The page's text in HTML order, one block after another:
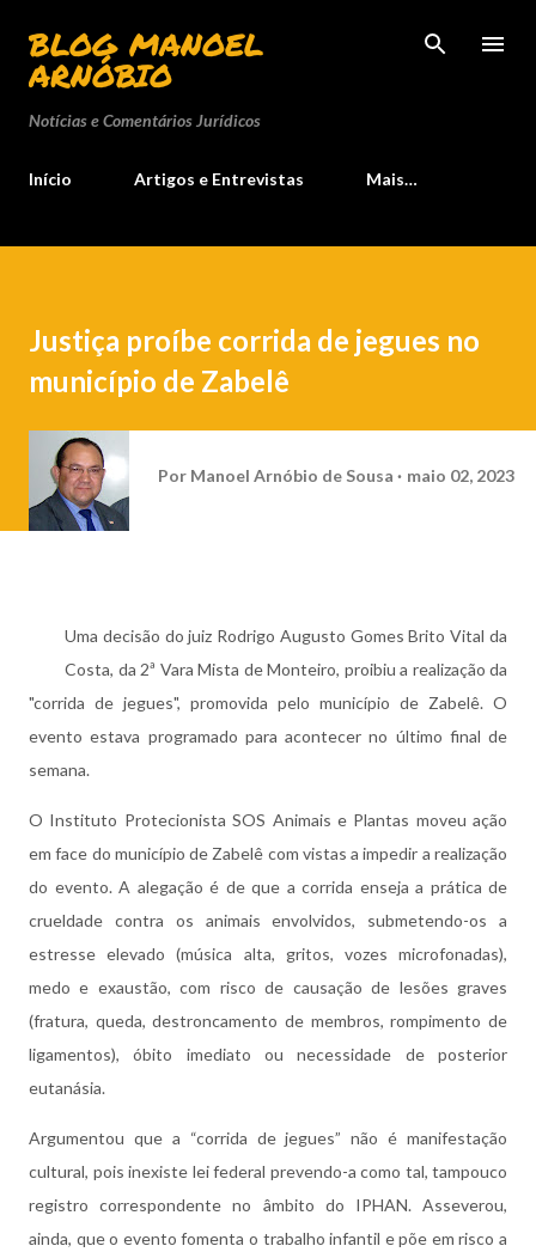
Pular para o conteúdo principal
BLOG MANOEL
ARNÓBIO
Notícias e Comentários Jurídicos
Início Artigos e Entrevistas Mais…
Justiça proíbe corrida de jegues no
município de Zabelê
Por Manoel Arnóbio de Sousa maio 02, 2023
Uma decisão do juiz Rodrigo Augusto Gomes Brito Vital da
Costa, da 2ª Vara Mista de Monteiro, proibiu a realização da
"corrida de jegues", promovida pelo município de Zabelê. O
evento estava programado para acontecer no último final de
semana.
O Instituto Protecionista SOS Animais e Plantas moveu ação
em face do município de Zabelê com vistas a impedir a realização
do evento. A alegação é de que a corrida enseja a prática de
crueldade contra os animais envolvidos, submetendo-os a
estresse elevado (música alta, gritos, vozes microfonadas),
medo e exaustão, com risco de causação de lesões graves
(fratura, queda, destroncamento de membros, rompimento de
ligamentos), óbito imediato ou necessidade de posterior
eutanásia.
Argumentou que a “corrida de jegues” não é manifestação
cultural, pois inexiste lei federal prevendo-a como tal, tampouco
registro correspondente no âmbito do IPHAN. Asseverou,
ainda, que o evento fomenta o trabalho infantil e põe em risco a